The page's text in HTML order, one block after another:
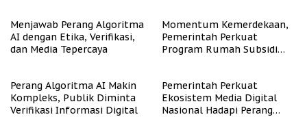
Menjawab Perang Algoritma
AI dengan Etika, Verifikasi,
dan Media Tepercaya
Momentum Kemerdekaan,
Pemerintah Perkuat
Program Rumah Subsidi
Perang Algoritma AI Makin
Kompleks, Publik Diminta
Verifikasi Informasi Digital
Pemerintah Perkuat
Ekosistem Media Digital
Nasional Hadapi Perang